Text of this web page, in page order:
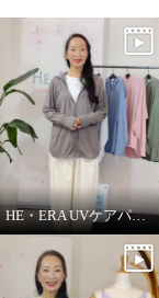
HE・ERA UVケアパーカー